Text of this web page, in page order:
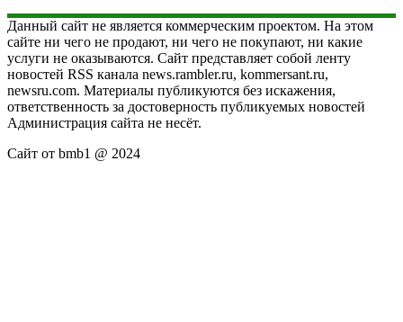
Данный сайт не является коммерческим проектом. На этом
сайте ни чего не продают, ни чего не покупают, ни какие
услуги не оказываются. Сайт представляет собой ленту
новостей RSS канала news.rambler.ru, kommersant.ru,
newsru.com. Материалы публикуются без искажения,
ответственность за достоверность публикуемых новостей
Администрация сайта не несёт.
Сайт от bmb1 @ 2024